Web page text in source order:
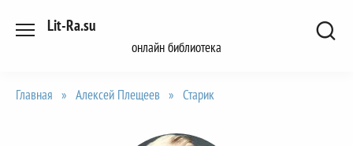
Lit-Ra.su
онлайн библиотека
Главная » Алексей Плещеев » Старик